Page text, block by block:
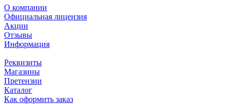
О компании
Официальная лицензия
Акции
Отзывы
Информация
Реквизиты
Магазины
Претензии
Каталог
Как оформить заказ